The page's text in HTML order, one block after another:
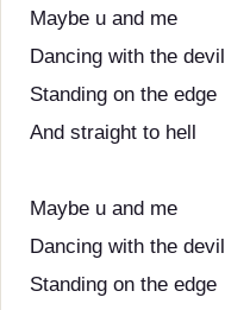
Maybe u and me
Dancing with the devil
Standing on the edge
And straight to hell
Maybe u and me
Dancing with the devil
Standing on the edge